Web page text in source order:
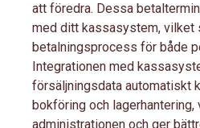
att föredra. Dessa
med ditt kassasystem, vilket
betalningsprocess för både
Integrationen med
försäljningsdata automatiskt
bokföring och
administrationen och ger